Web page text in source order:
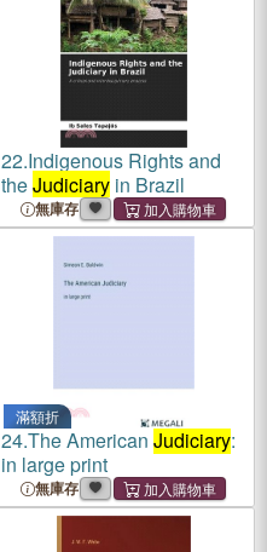
22.Indigenous Rights and
theJudiciaryin Brazil
無庫存
滿額折
24.The American Judiciary:
in large print
無庫存